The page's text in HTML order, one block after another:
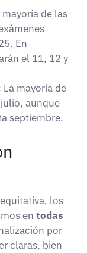
mayoría de las
En
el 11, 12 y
La mayoría de
aunque
septiembre.
los
en todas
por
claras, bien